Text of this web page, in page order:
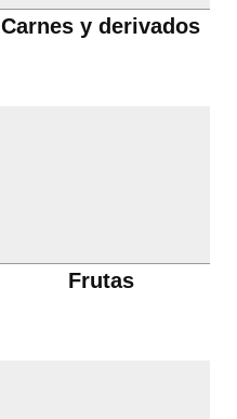
Carnes y derivados
Frutas